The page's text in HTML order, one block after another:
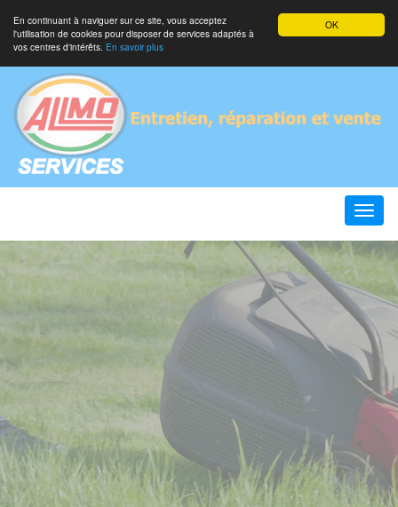
OK
En continuant à naviguer sur ce site, vous acceptez
l'utilisation de cookies pour disposer de services adaptés à
vos centres d'intérêts. En savoir plus
Toggle